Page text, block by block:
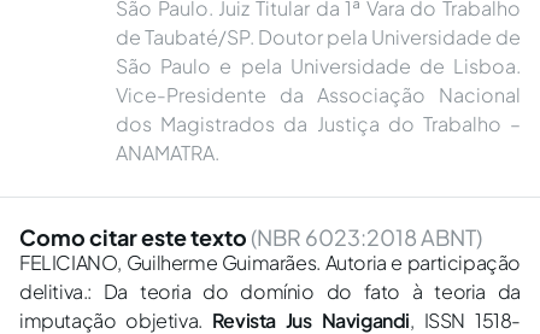
São Paulo. Juiz Titular da 1ª Vara do Trabalho
de Taubaté/SP. Doutor pela Universidade de
São Paulo e pela Universidade de Lisboa.
Vice-Presidente da Associação Nacional
dos Magistrados da Justiça do Trabalho –
ANAMATRA.
Como citar este texto (NBR 6023:2018 ABNT)
FELICIANO, Guilherme Guimarães. Autoria e participação
delitiva.: Da teoria do domínio do fato à teoria da
imputação objetiva. Revista Jus Navigandi, ISSN 1518-